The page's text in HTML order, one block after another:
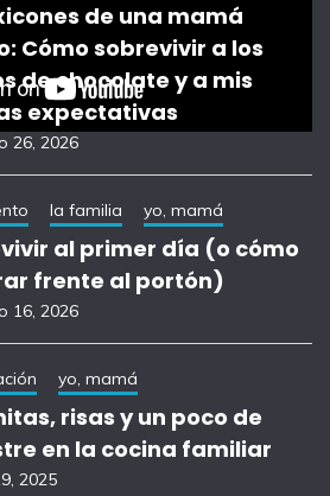
de una mamá
Cómo sobrevivir a los
de chocolate y a mis
expectativas
26, 2026
la familia yo, mamá
al primer día (o cómo
frente al portón)
16, 2026
yo, mamá
risas y un poco de
en la cocina familiar
2025